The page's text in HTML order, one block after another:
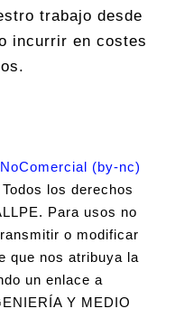
trabajo desde
incurrir en costes
(by-nc)
los derechos
Para usos no
o modificar
que nos atribuya la
un enlace a
Y MEDIO